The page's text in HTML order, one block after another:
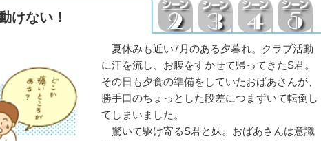
けない！
夏休みも近い7月のある夕暮れ。クラブ活動
に汗を流し、お腹をすかせて帰ってきたS君。
その日も夕食の準備をしていたおばあさんが、
勝手口のちょっとした段差につまずいて転倒し
てしまいました。
驚いて駆け寄るS君と妹。おばあさんは意識